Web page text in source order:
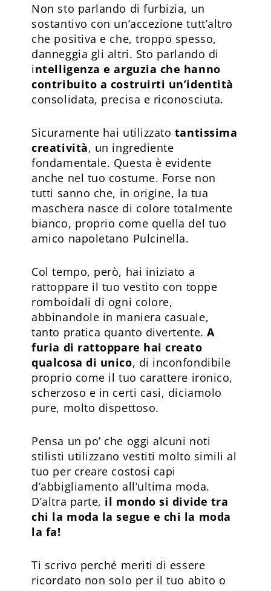
Non sto parlando di furbizia, un
sostantivo con un’accezione tutt’altro
che positiva e che, troppo spesso,
danneggia gli altri. Sto parlando di
intelligenza e arguzia che hanno
contribuito a costruirti un’identità
consolidata, precisa e riconosciuta.
Sicuramente hai utilizzato tantissima
creatività, un ingrediente
fondamentale. Questa è evidente
anche nel tuo costume. Forse non
tutti sanno che, in origine, la tua
maschera nasce di colore totalmente
bianco, proprio come quella del tuo
amico napoletano Pulcinella.
Col tempo, però, hai iniziato a
rattoppare il tuo vestito con toppe
romboidali di ogni colore,
abbinandole in maniera casuale,
tanto pratica quanto divertente.A
furia di rattoppare hai creato
qualcosa di unico, di inconfondibile
proprio come il tuo carattere ironico,
scherzoso e in certi casi, diciamolo
pure, molto dispettoso.
Pensa un po’ che oggi alcuni noti
stilisti utilizzano vestiti molto simili al
tuo per creare costosi capi
d’abbigliamento all’ultima moda.
D’altra parte, il mondo si divide tra
chi la moda la segue e chi la moda
la fa!
Ti scrivo perché meriti di essere
ricordato non solo per il tuo abito o